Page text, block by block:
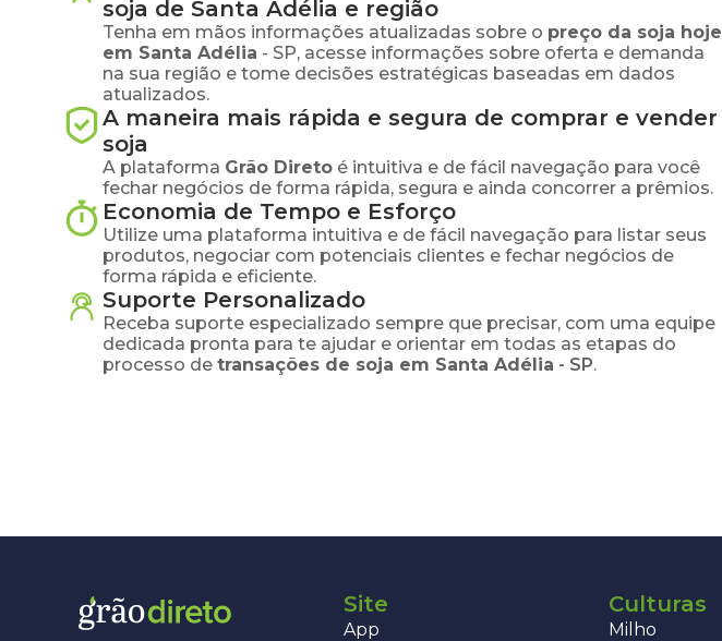
soja de Santa Adélia e região
Tenha em mãos informações atualizadas sobre o preço da soja hoje
em Santa Adélia - SP, acesse informações sobre oferta e demanda
na sua região e tome decisões estratégicas baseadas em dados
atualizados.
A maneira mais rápida e segura de comprar e vender
soja
A plataforma Grão Direto é intuitiva e de fácil navegação para você
fechar negócios de forma rápida, segura e ainda concorrer a prêmios.
Economia de Tempo e Esforço
Utilize uma plataforma intuitiva e de fácil navegação para listar seus
produtos, negociar com potenciais clientes e fechar negócios de
forma rápida e eficiente.
Suporte Personalizado
Receba suporte especializado sempre que precisar, com uma equipe
dedicada pronta para te ajudar e orientar em todas as etapas do
processo de transações de soja em Santa Adélia - SP.
Site
App
Culturas
Milho